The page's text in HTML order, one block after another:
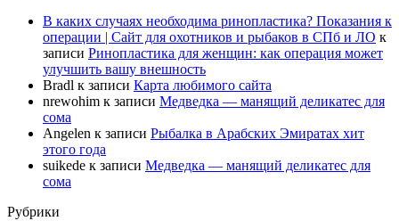
В каких случаях необходима ринопластика? Показания к
операции | Сайт для охотников и рыбаков в СПб и ЛО к
записи Ринопластика для женщин: как операция может
улучшить вашу внешность
Bradl к записи Карта любимого сайта
nrewohim к записи Медведка — манящий деликатес для
сома
Angelen к записи Рыбалка в Арабских Эмиратах хит
этого года
suikede к записи Медведка — манящий деликатес для
сома
Рубрики